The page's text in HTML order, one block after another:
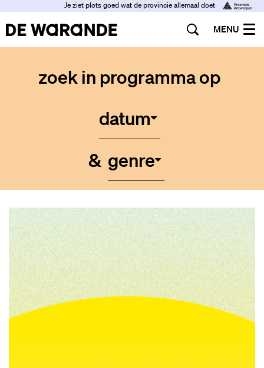
Je ziet plots goed wat de provincie allemaal doet
MENU
zoek in programma op
datum
& genre